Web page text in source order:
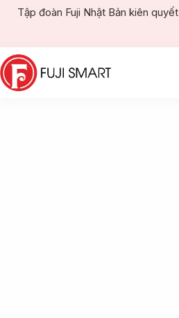
Tập đoàn Fuji Nhật Bản kiên quyết